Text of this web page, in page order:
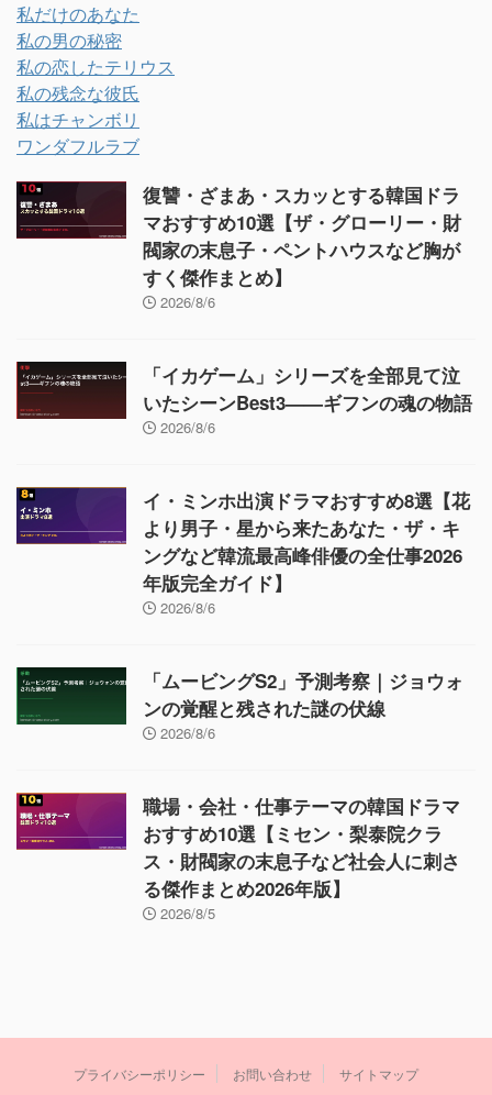
私だけのあなた
私の男の秘密
私の恋したテリウス
私の残念な彼氏
私はチャンボリ
ワンダフルラブ
復讐・ざまあ・スカッとする韓国ドラ
マおすすめ10選【ザ・グローリー・財
閥家の末息子・ペントハウスなど胸が
すく傑作まとめ】
2026/8/6
「イカゲーム」シリーズを全部見て泣
いたシーンBest3——ギフンの魂の物語
2026/8/6
イ・ミンホ出演ドラマおすすめ8選【花
より男子・星から来たあなた・ザ・キ
ングなど韓流最高峰俳優の全仕事2026
年版完全ガイド】
2026/8/6
「ムービングS2」予測考察｜ジョウォ
ンの覚醒と残された謎の伏線
2026/8/6
職場・会社・仕事テーマの韓国ドラマ
おすすめ10選【ミセン・梨泰院クラ
ス・財閥家の末息子など社会人に刺さ
る傑作まとめ2026年版】
2026/8/5
プライバシーポリシー お問い合わせ サイトマップ